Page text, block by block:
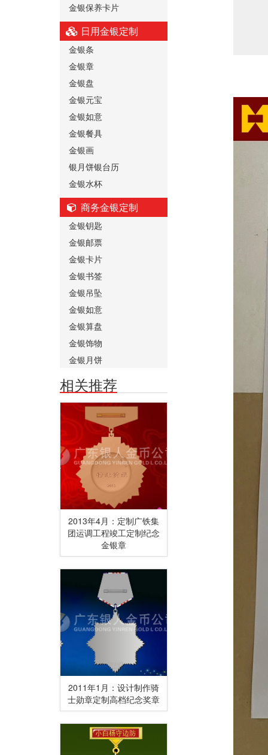
金银保养卡片
日用金银定制
金银条
金银章
金银盘
金银元宝
金银如意
金银餐具
金银画
银月饼银台历
金银水杯
商务金银定制
金银钥匙
金银邮票
金银卡片
金银书签
金银吊坠
金银如意
金银算盘
金银饰物
金银月饼
相关推荐
2013年4月：定制广铁集
团运调工程竣工定制纪念
金银章
2011年1月：设计制作骑
士勋章定制高档纪念奖章